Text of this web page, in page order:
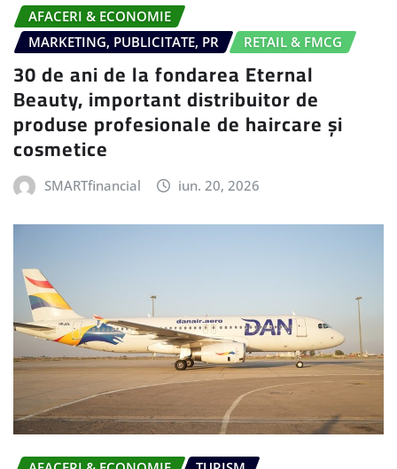
AFACERI & ECONOMIE
MARKETING, PUBLICITATE, PR
RETAIL & FMCG
30 de ani de la fondarea Eternal
Beauty, important distribuitor de
produse profesionale de haircare și
cosmetice
SMARTfinancial iun. 20, 2026